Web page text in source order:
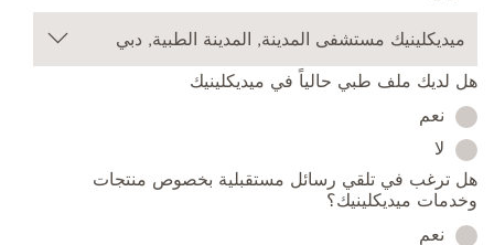
هل لديك ملف طبي حالياً في ميديكلينيك
نعم
لا
هل ترغب في تلقي رسائل مستقبلية بخصوص منتجات
وخدمات ميديكلينيك؟
نعم